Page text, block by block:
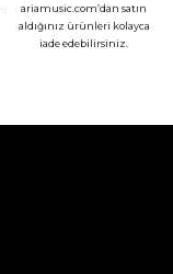
ariamusic.com’dan satın
aldığınız ürünleri kolayca
iade edebilirsiniz.